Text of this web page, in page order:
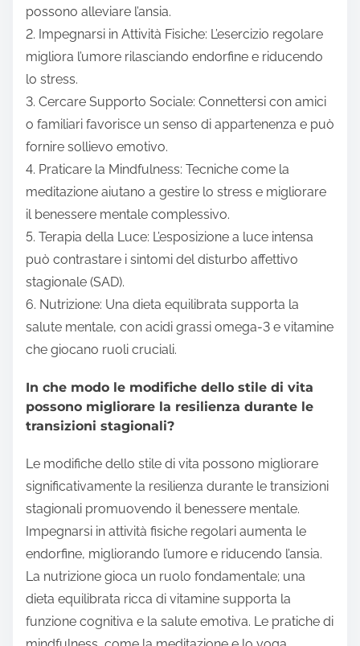
possono alleviare l’ansia.
2. Impegnarsi in Attività Fisiche: L’esercizio regolare
migliora l’umore rilasciando endorfine e riducendo
lo stress.
3. Cercare Supporto Sociale: Connettersi con amici
o familiari favorisce un senso di appartenenza e può
fornire sollievo emotivo.
4. Praticare la Mindfulness: Tecniche come la
meditazione aiutano a gestire lo stress e migliorare
il benessere mentale complessivo.
5. Terapia della Luce: L’esposizione a luce intensa
può contrastare i sintomi del disturbo affettivo
stagionale (SAD).
6. Nutrizione: Una dieta equilibrata supporta la
salute mentale, con acidi grassi omega-3 e vitamine
che giocano ruoli cruciali.
In che modo le modifiche dello stile di vita
possono migliorare la resilienza durante le
transizioni stagionali?
Le modifiche dello stile di vita possono migliorare
significativamente la resilienza durante le transizioni
stagionali promuovendo il benessere mentale.
Impegnarsi in attività fisiche regolari aumenta le
endorfine, migliorando l’umore e riducendo l’ansia.
La nutrizione gioca un ruolo fondamentale; una
dieta equilibrata ricca di vitamine supporta la
funzione cognitiva e la salute emotiva. Le pratiche di